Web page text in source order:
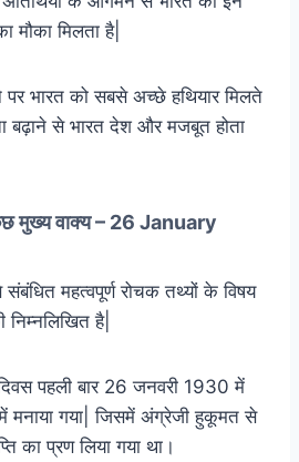
मौका मिलता है|
पर भारत को सबसे अच्छे हथियार मिलते
बढ़ाने से भारत देश और मजबूत होता
मुख्य वाक्य – 26 January
महत्वपूर्ण रोचक तथ्यों के विषय
निम्नलिखित है|
पहली बार 26 जनवरी 1930 में
मनाया गया| जिसमें अंग्रेजी हुकूमत से
का प्रण लिया गया था।